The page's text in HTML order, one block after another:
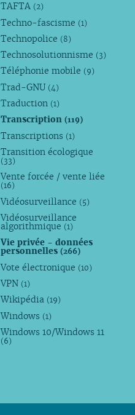
TAFTA (2)
Techno-fascisme (1)
Technopolice (8)
Technosolutionnisme (3)
Téléphonie mobile (9)
Trad-GNU (4)
Traduction (1)
Transcription(119)
Transcriptions (1)
Transition écologique
(33)
Vente forcée / vente liée
(16)
Vidéosurveillance (5)
Vidéosurveillance
algorithmique (1)
Vie privée - données
personnelles(266)
Vote électronique (10)
VPN (1)
Wikipédia (19)
Windows (1)
Windows 10/Windows 11
(6)